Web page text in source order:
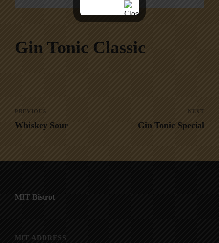
Gin Tonic Classic
PREVIOUS
Whiskey Sour
NEXT
Gin Tonic Special
MIT Bistrot
MIT ADDRESS